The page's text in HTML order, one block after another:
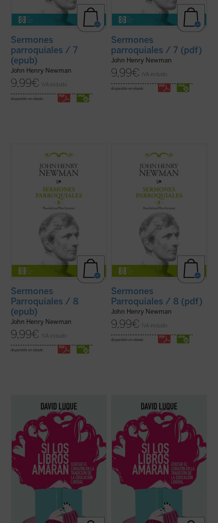
Sermones
parroquiales / 7
(epub)
John Henry Newman
9,99€ IVA incluido
disponible en ebook:
Sermones
parroquiales / 7 (pdf)
John Henry Newman
9,99€ IVA incluido
disponible en ebook:
textos reunidos en este último volumen de
Sermones parroquiales no formaron
parte de la primera edición de 1842, previa
a la conversión de Newman al catolicismo,
sino que fueron incluidos en la ...
Sermones
Parroquiales / 8
(epub)
John Henry Newman
9,99€ IVA incluido
disponible en ebook:
textos reunidos en este último volumen de
Sermones parroquiales no formaron
parte de la primera edición de 1842, previa
a la conversión de Newman al catolicismo,
sino que fueron incluidos en la ...
Sermones
Parroquiales / 8 (pdf)
John Henry Newman
9,99€ IVA incluido
disponible en ebook:
David Luque investiga la teoría de la
«educación liberal» a fin de hablar sobre el
amor: el amor a los libros, el amor a las
criaturas y el amor divino. Un conjunto de
ensayos que pueden ser leídos
separadamente o en conjunto por
cualquiera ...
(ver ficha)
David Luque investiga la teoría de la
«educación liberal» a fin de hablar sobre el
amor: el amor a los libros, el amor a las
criaturas y el amor divino. Un conjunto de
ensayos que pueden ser leídos
separadamente o en conjunto por
cualquiera ...
(ver ficha)